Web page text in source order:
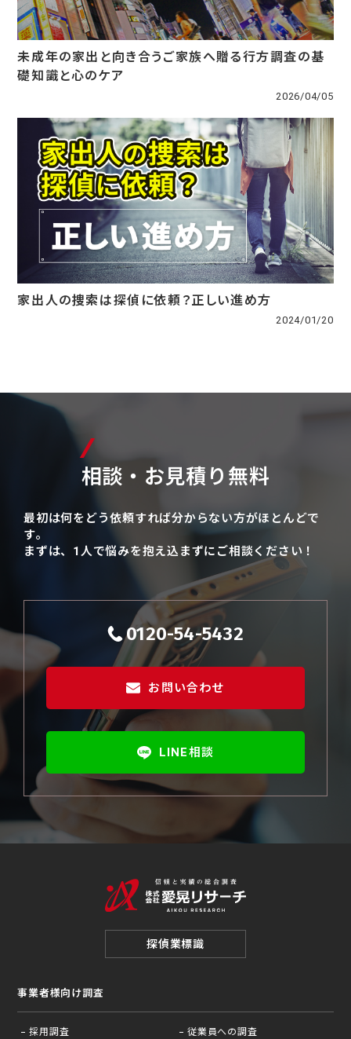
未成年の家出と向き合うご家族へ贈る行方調査の基
礎知識と心のケア
2026/04/05
家出人の捜索は探偵に依頼？正しい進め方
2024/01/20
相談・お見積り無料
最初は何をどう依頼すれば分からない方がほとんどで
す。
まずは、1人で悩みを抱え込まずにご相談ください！
0120-54-5432
お問い合わせ
LINE相談
探偵業標識
事業者様向け調査
採用調査
従業員への調査